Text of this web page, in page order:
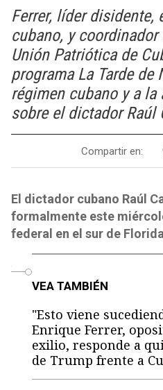
Ferrer, líder
cubano, y
Unión Patriótica de
programa La Tarde de
régimen cubano y a
sobre el dictador Raúl
Compartir en:
El dictador cubano Raúl
formalmente este
federal en el sur de
VEA TAMBIÉN
"Esto viene
Enrique Ferrer,
exilio, responde a
de Trump frente a